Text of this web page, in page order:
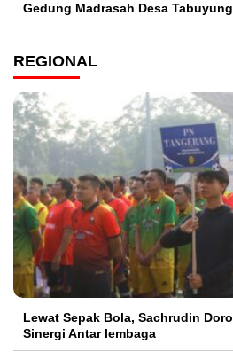
Gedung Madrasah Desa
REGIONAL
Lewat Sepak Bola, Sachrudin
Sinergi Antar lembaga